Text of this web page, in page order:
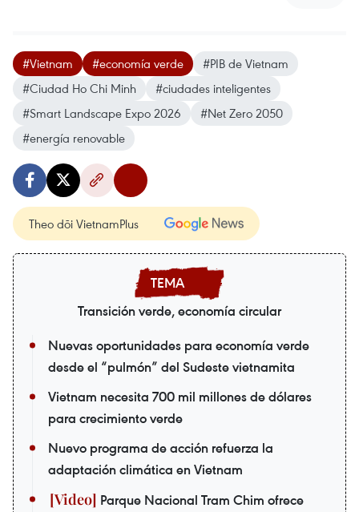
#Vietnam #economía verde
#PIB de Vietnam
#Ciudad Ho Chi Minh
#ciudades inteligentes
#Smart Landscape Expo 2026
#Net Zero 2050
#energía renovable
Theo dõi VietnamPlus
Transición verde, economía circular
Nuevas oportunidades para economía verde
desde el “pulmón” del Sudeste vietnamita
Vietnam necesita 700 mil millones de dólares
para crecimiento verde
Nuevo programa de acción refuerza la
adaptación climática en Vietnam
Parque Nacional Tram Chim ofrece